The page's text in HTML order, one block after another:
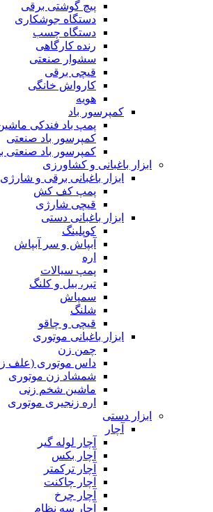
پیچ گوشتی برقی
دستگاه جوشکاری
دستگاه چسب
رنده کارگاهی
سشوار صنعتی
قیچی برقی
کارواش خانگی
هویه
کمپرسور باد
پمپ باد فندکی
کمپرسور باد صنعتی
کمپرسور باد صنعتی
ابزار باغبانی و کشاورزی
ابزار باغبانی برقی و شارژی
پمپ کف کش
قیچی شارژی
ابزار باغبانی دستی
کوپلینگ
آبپاش و سر آبپاش
اره
پمپ سیالات
تبر، بیل و کلنگ
سمپاش
شلنگ
قیچی و چاقو
ابزار باغبانی موتوری
چمن زن
داس موتوری (علف
شمشاد زن موتوری
ماشین شخم زنی
اره زنجیری موتوری
ابزار دستی
آچار
آچار لوله گیر
آچار بکس
آچار ترکمتر
آچار چاکنت
آچار چرخ
آچار سه نظام